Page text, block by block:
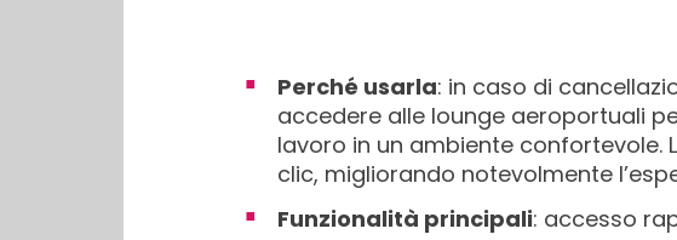
Perché usarla: in caso di
accedere alle lounge aeroportuali
lavoro in un ambiente confortevole.
clic, migliorando notevolmente
Funzionalità principali: accesso